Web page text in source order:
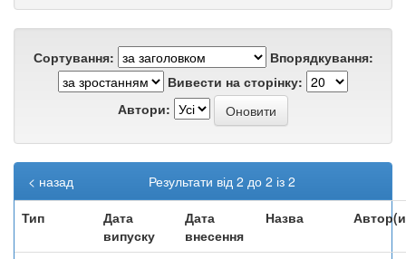
Сортування:
Впорядкування:
Вивести на сторінку:
Автори:
Результати від 2 до 2 із 2
< назад
Тип
Дата
випуску
Дата
внесення
Назва